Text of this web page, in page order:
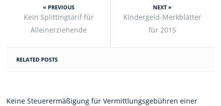
« PREVIOUS
Kein Splittingtarif für
Alleinerziehende
NEXT »
Kindergeld-Merkblätter
für 2015
RELATED POSTS
Keine Steuerermäßigung für Vermittlungsgebühren einer